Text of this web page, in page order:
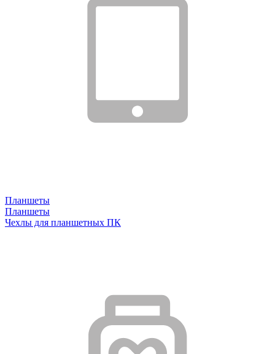
Планшеты
Планшеты
Чехлы для планшетных ПК